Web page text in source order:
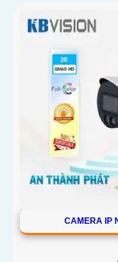
CAMERA IP